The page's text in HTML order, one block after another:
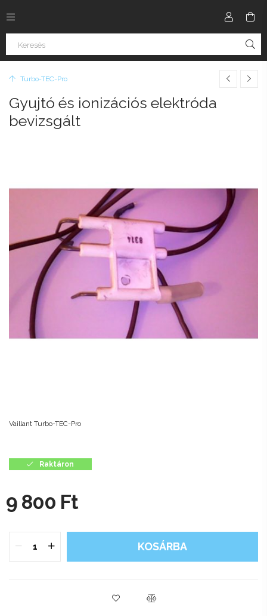
Turbo-TEC-Pro
Gyujtó és ionizációs elektróda
bevizsgált
Vaillant Turbo-TEC-Pro
Raktáron
9 800 Ft
KOSÁRBA